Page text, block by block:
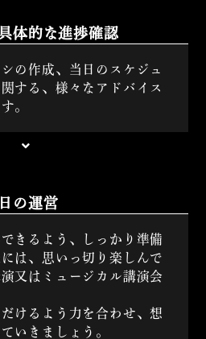
体的な進捗確認
の作成、当日のスケジュ
する、様々なアドバイス
。
の運営
きるよう、しっかり準備
は、思いっ切り楽しんで
又はミュージカル講演会
けるよう力を合わせ、想
いきましょう。